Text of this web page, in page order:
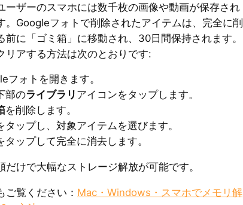
ーザーのスマホには数千枚の画像や動画が保存され
。Googleフォトで削除されたアイテムは、完全に削
前に「ゴミ箱」に移動され、30日間保持されます。
リアする方法は次のとおりです:
フォトを開きます。
部のライブラリ アイコンをタップします。
を削除します。
タップし、対象アイテムを選びます。
タップして完全に消去します。
だけで大幅なストレージ解放が可能です。
ご覧ください： Mac・Windows・スマホでメモリ解